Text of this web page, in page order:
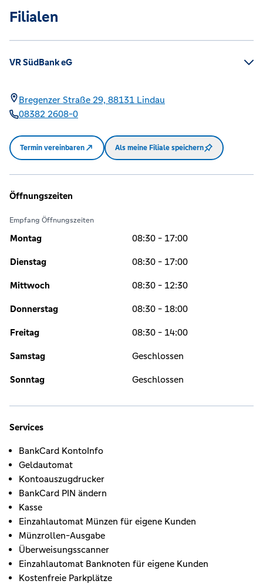
Filialen
VR SüdBank eG
Bregenzer Straße 29, 88131 Lindau
08382 2608-0
Termin vereinbaren Als meine Filiale speichern
Öffnungszeiten
Empfang Öffnungszeiten
Montag 08:30 - 17:00
Dienstag 08:30 - 17:00
Mittwoch 08:30 - 12:30
Donnerstag 08:30 - 18:00
Freitag 08:30 - 14:00
Samstag Geschlossen
Sonntag Geschlossen
Services
BankCard KontoInfo
Geldautomat
Kontoauszugdrucker
BankCard PIN ändern
Kasse
Einzahlautomat Münzen für eigene Kunden
Münzrollen-Ausgabe
Überweisungsscanner
Einzahlautomat Banknoten für eigene Kunden
Kostenfreie Parkplätze